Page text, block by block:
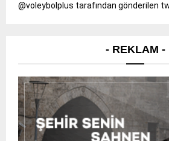
@voleybolplus tarafından gönderilen
- REKLAM -